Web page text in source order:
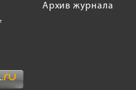
Архив журнала